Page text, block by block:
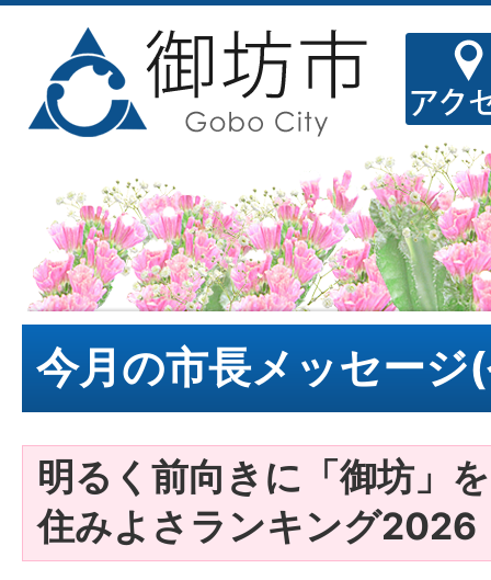
今月の市長メッセー
明るく前向きに「御坊」
住みよさランキング2026